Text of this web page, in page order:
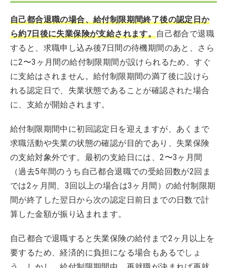
自己都合退職の場合、給付制限期間終了後の認定日か
ら約7日後に失業保険が支給されます。自己都合で退職
すると、求職申し込み後7日間の待機期間のあと、さら
に2〜3ヶ月間の給付制限期間が設けられるため、すぐ
に支給はされません。給付制限期間の満了後に設けら
れる認定日で、失業状態であることが確認された場合
に、支給が開始されます。
給付制限期間中に初回認定日を迎えますが、あくまで
求職活動や失業の状態の確認が目的であり、失業保険
の支給対象外です。最初の支給日には、2〜3ヶ月間
（過去5年間のうち自己都合退職での受給回数が2回ま
では2ヶ月間、3回以上の場合は3ヶ月間）の給付制限期
間が終了した翌日から次の認定日前日までの日数で計
算した金額が振り込まれます。
自己都合で退職すると失業保険の給付まで2ヶ月以上を
要するため、経済的に負担になる場合もあるでしょ